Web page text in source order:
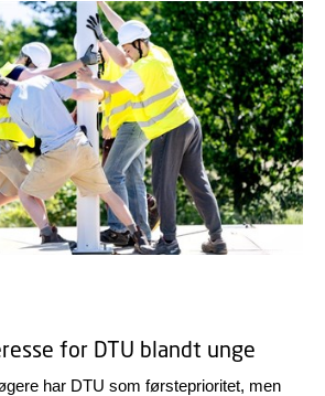
for DTU blandt unge
har DTU som førsteprioritet, men